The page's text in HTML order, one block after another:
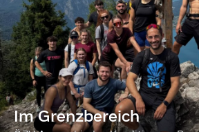
Im Grenzbereich